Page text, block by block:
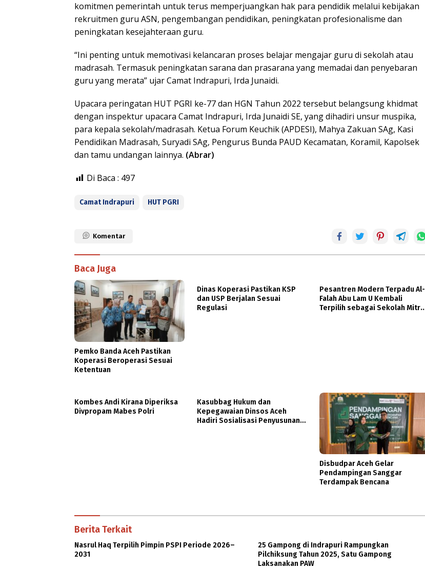
komitmen pemerintah untuk terus memperjuangkan hak para pendidik melalui kebijakan
rekruitmen guru ASN, pengembangan pendidikan, peningkatan profesionalisme dan
peningkatan kesejahteraan guru.
“Ini penting untuk memotivasi kelancaran proses belajar mengajar guru di sekolah atau
madrasah. Termasuk peningkatan sarana dan prasarana yang memadai dan penyebaran
guru yang merata” ujar Camat Indrapuri, Irda Junaidi.
Upacara peringatan HUT PGRI ke-77 dan HGN Tahun 2022 tersebut belangsung khidmat
dengan inspektur upacara Camat Indrapuri, Irda Junaidi SE, yang dihadiri unsur muspika,
para kepala sekolah/madrasah. Ketua Forum Keuchik (APDESI), Mahya Zakuan SAg, Kasi
Pendidikan Madrasah, Suryadi SAg, Pengurus Bunda PAUD Kecamatan, Koramil, Kapolsek
dan tamu undangan lainnya. (Abrar)
Di Baca : 497
Camat Indrapuri HUT PGRI
Komentar
Baca Juga
Pemko Banda Aceh Pastikan
Koperasi Beroperasi Sesuai
Ketentuan
Dinas Koperasi Pastikan KSP
dan USP Berjalan Sesuai
Regulasi
Pesantren Modern Terpadu Al-
Falah Abu Lam U Kembali
Terpilih sebagai Sekolah Mitra
Kombes Andi Kirana Diperiksa
Divpropam Mabes Polri
Kasubbag Hukum dan
Kepegawaian Dinsos Aceh
Hadiri Sosialisasi Penyusunan
Disbudpar Aceh Gelar
Pendampingan Sanggar
Terdampak Bencana
Berita Terkait
Nasrul Haq Terpilih Pimpin PSPI Periode 2026–
2031
25 Gampong di Indrapuri Rampungkan
Pilchiksung Tahun 2025, Satu Gampong
Laksanakan PAW